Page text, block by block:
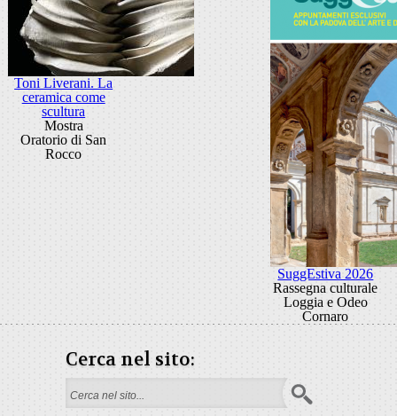
Toni Liverani. La
ceramica come
scultura
Mostra
Oratorio di San
Rocco
SuggEstiva 2026
Rassegna culturale
Loggia e Odeo
Cornaro
Cerca nel sito:
Form di ricerca